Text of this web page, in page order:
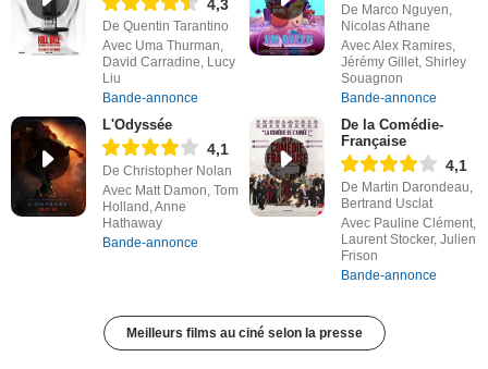
4,3
De Quentin Tarantino
Avec Uma Thurman,
David Carradine, Lucy
Liu
Bande-annonce
De Marco Nguyen,
Nicolas Athane
Avec Alex Ramires,
Jérémy Gillet, Shirley
Souagnon
Bande-annonce
L'Odyssée
4,1
De Christopher Nolan
Avec Matt Damon, Tom
Holland, Anne
Hathaway
Bande-annonce
De la Comédie-
Française
4,1
De Martin Darondeau,
Bertrand Usclat
Avec Pauline Clément,
Laurent Stocker, Julien
Frison
Bande-annonce
Meilleurs films au ciné selon la presse